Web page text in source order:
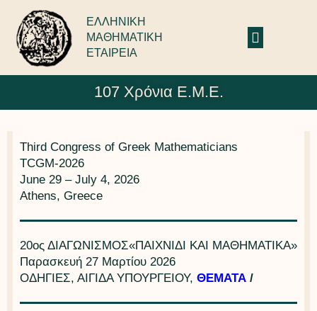
ΕΛΛΗΝΙΚΗ
ΜΑΘΗΜΑΤΙΚΗ
ΕΤΑΙΡΕΙΑ
107 Χρόνια Ε.Μ.Ε.
Third Congress of Greek Mathematicians
TCGM-2026
June 29 – July 4, 2026
Athens, Greece
20ος ΔΙΑΓΩΝΙΣΜΟΣ«ΠΑΙΧΝΙΔΙ ΚΑΙ ΜΑΘΗΜΑΤΙΚΑ»
Παρασκευή 27 Μαρτίου 2026
ΟΔΗΓΙΕΣ, ΑΙΓΙΔΑ ΥΠΟΥΡΓΕΙΟΥ, ΘΕΜΑΤΑ /